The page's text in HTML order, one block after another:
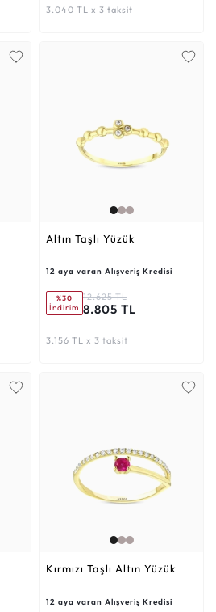
3.040 TL x 3 taksit
Altın Taşlı Yüzük
12 aya varan Alışveriş Kredisi
%30
İndirim
12.625 TL
8.805 TL
3.156 TL x 3 taksit
Kırmızı Taşlı Altın Yüzük
12 aya varan Alışveriş Kredisi